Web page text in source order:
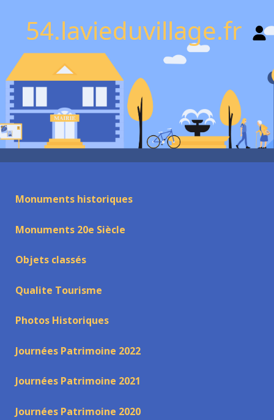
54.lavieduvillage.fr
Monuments historiques
Monuments 20e Siècle
Objets classés
Qualite Tourisme
Photos Historiques
Journées Patrimoine 2022
Journées Patrimoine 2021
Journées Patrimoine 2020